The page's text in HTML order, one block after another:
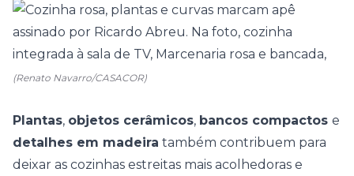
(Renato Navarro/CASACOR)
Plantas, objetos cerâmicos, bancos compactos e
detalhes em madeira também contribuem para
deixar as cozinhas estreitas mais acolhedoras e